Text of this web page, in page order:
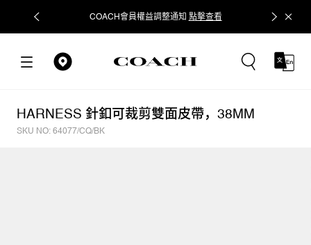
COACH會員權益調整通知 點擊查看 立即追蹤
HARNESS 針釦可裁剪雙面皮帶，38MM
SKU NO: 64077/CQ/BK